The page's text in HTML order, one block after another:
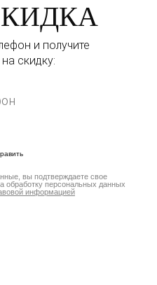
и получите
скидку:
вы подтверждаете свое
обработку персональных данных
информацией